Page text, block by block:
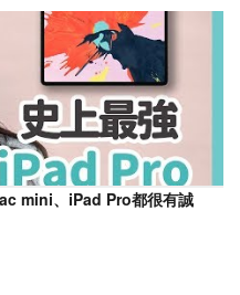
mini、iPad Pro都很有誠